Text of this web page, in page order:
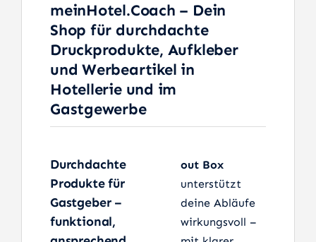
meinHotel.Coach – Dein
Shop für durchdachte
Druckprodukte, Aufkleber
und Werbeartikel in
Hotellerie und im
Gastgewerbe
Durchdachte
Produkte für
Gastgeber –
funktional,
out Box
unterstützt
deine Abläufe
wirkungsvoll –